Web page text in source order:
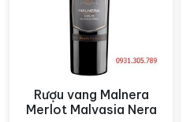
nhận vào năm 1545 theo
Dauzac” trong ghi chép
Bordeaux.
Ngày nay,điền trang
ha đất trong đó 45 ha trồng
nho được phân bổ trồng
Xem nhanh
Rượu vang Malnera
Merlot Malvasia Nera